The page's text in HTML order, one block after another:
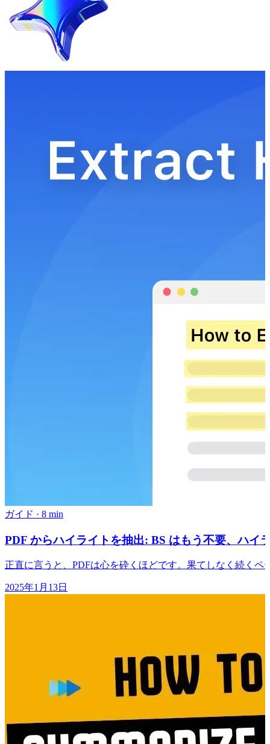
ガイド · 8 min
PDF からハイライトを抽出: BS はもう不要、ハイ
正直に言うと、PDFは心を砕くほどです。果てしなく続く
2025年1月13日